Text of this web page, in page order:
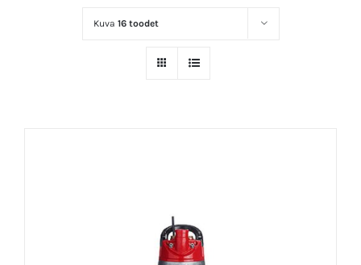
Kuva 16 toodet